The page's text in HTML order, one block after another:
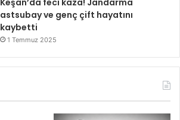
Keşan’da feci kaza! Jandarma
astsubay ve genç çift hayatını
kaybetti
1 Temmuz 2025